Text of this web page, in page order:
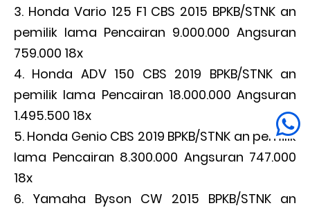
Honda Vario 125 F1 CBS 2015 BPKB/STNK an
pemilik lama Pencairan 9.000.000 Angsuran
759.000 18x
Honda ADV 150 CBS 2019 BPKB/STNK an
pemilik lama Pencairan 18.000.000 Angsuran
1.495.500 18x
Honda Genio CBS 2019 BPKB/STNK an pemilik
lama Pencairan 8.300.000 Angsuran 747.000
18x
Yamaha Byson CW 2015 BPKB/STNK an